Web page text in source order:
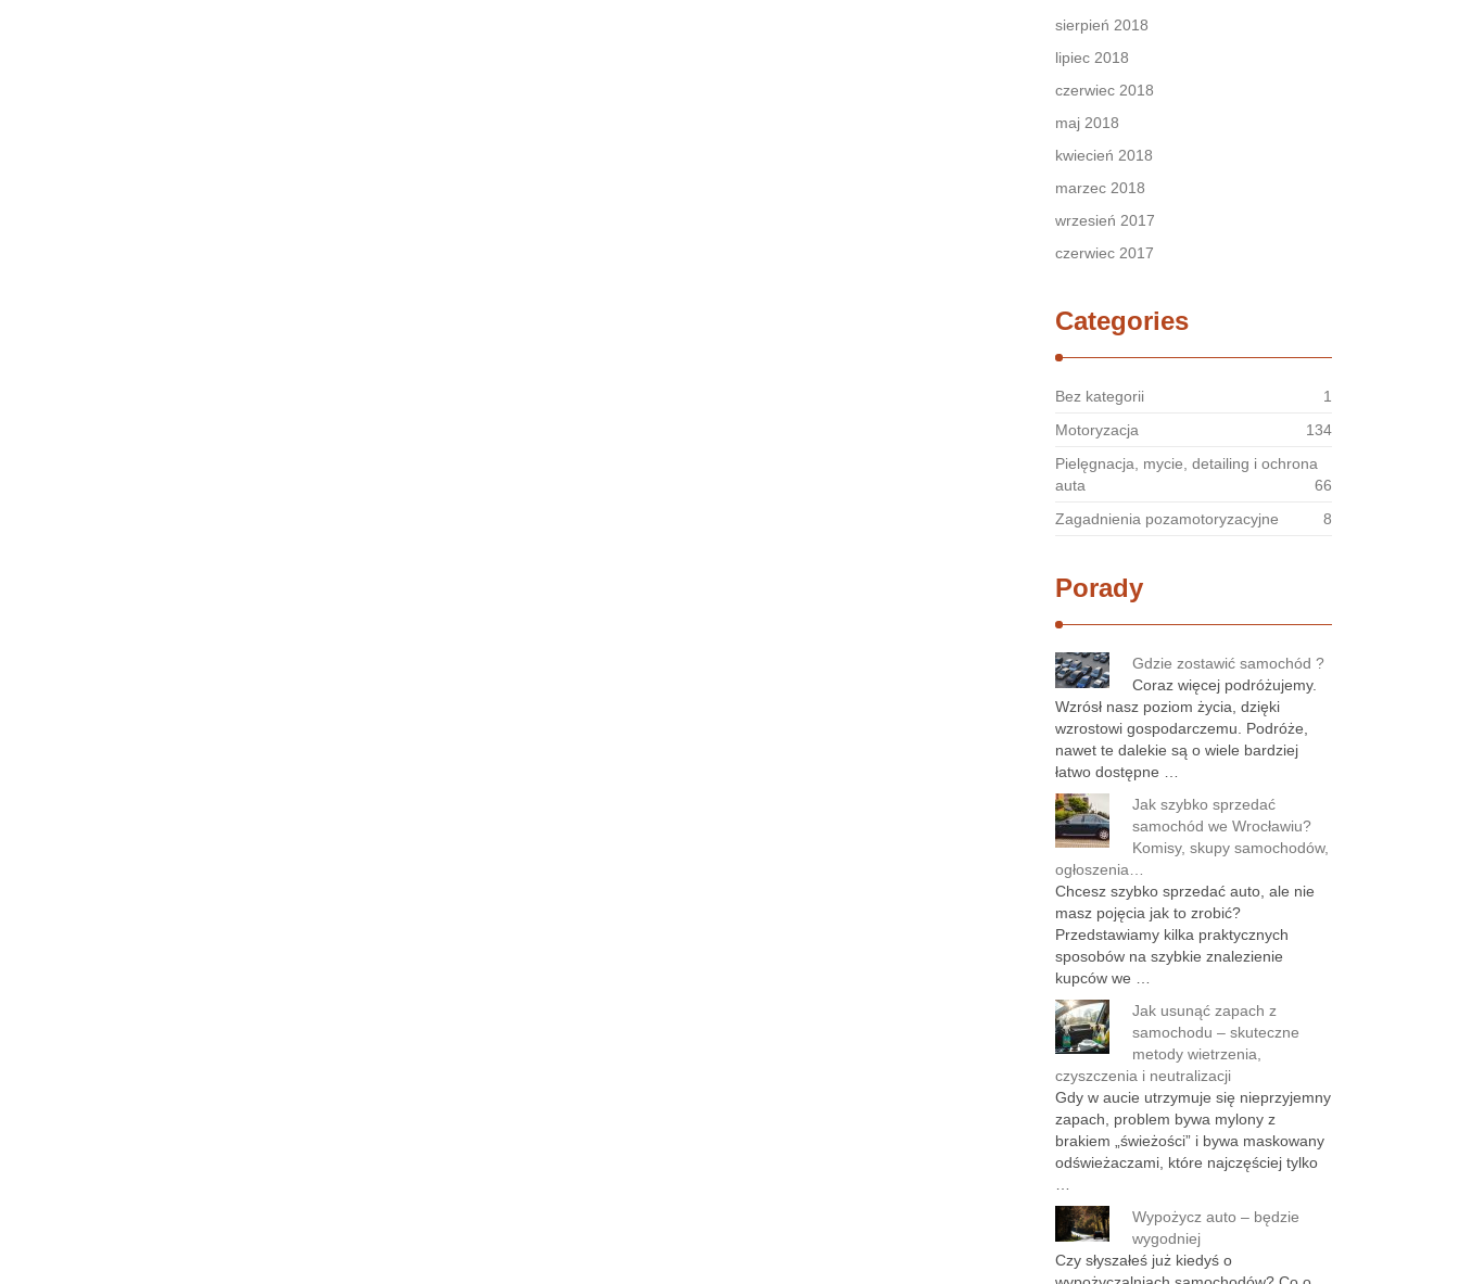
sierpień 2018
lipiec 2018
czerwiec 2018
maj 2018
kwiecień 2018
marzec 2018
wrzesień 2017
czerwiec 2017
Categories
Bez kategorii
1
Motoryzacja
134
Pielęgnacja, mycie, detailing i ochrona
auta
66
Zagadnienia pozamotoryzacyjne
8
Porady
Gdzie zostawić samochód ?
Coraz więcej podróżujemy.
Wzrósł nasz poziom życia, dzięki
wzrostowi gospodarczemu. Podróże,
nawet te dalekie są o wiele bardziej
łatwo dostępne …
Jak szybko sprzedać
samochód we Wrocławiu?
Komisy, skupy samochodów,
ogłoszenia…
Chcesz szybko sprzedać auto, ale nie
masz pojęcia jak to zrobić?
Przedstawiamy kilka praktycznych
sposobów na szybkie znalezienie
kupców we …
Jak usunąć zapach z
samochodu – skuteczne
metody wietrzenia,
czyszczenia i neutralizacji
Gdy w aucie utrzymuje się nieprzyjemny
zapach, problem bywa mylony z
brakiem „świeżości” i bywa maskowany
odświeżaczami, które najczęściej tylko
Wypożycz auto – będzie
wygodniej
Czy słyszałeś już kiedyś o